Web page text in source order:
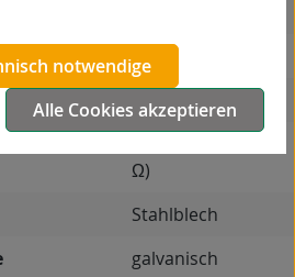
Bockrolle
Ω)
Stahlblech
galvanisch
notwendige
Alle Cookies akzeptieren